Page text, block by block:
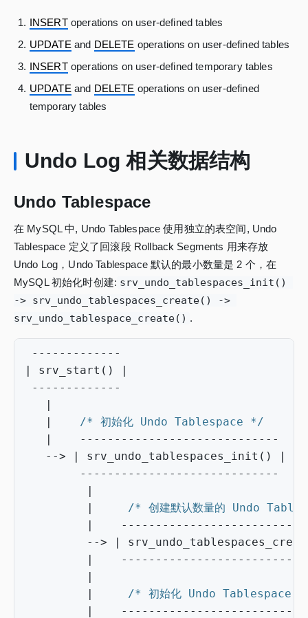
INSERToperations on user-defined tables
UPDATE and DELETE operations on user-defined tables
INSERToperations on user-defined temporary tables
UPDATE and DELETE operations on user-defined
temporary tables
Undo Log 相关数据结构
Undo Tablespace
在 MySQL 中, Undo Tablespace 使用独立的表空间, Undo
Tablespace 定义了回滚段 Rollback Segments 用来存放
Undo Log，Undo Tablespace 默认的最小数量是 2 个，在
MySQL 初始化时创建: srv_undo_tablespaces_init()
-> srv_undo_tablespaces_create() ->
srv_undo_tablespace_create() .
-------------
|
srv_start ()
|
-------------
|
|
/* 初始化 Undo Tablespace */
|
-----------------------------
-->
| srv_undo_tablespaces_init ()
|
-----------------------------
|
|
/* 创建默认数量的 Undo
|
-->
|
|
|
|
/* 初始化 Undo Tablespace
|